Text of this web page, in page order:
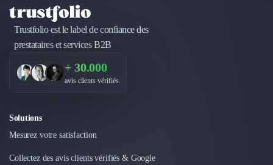
Trustfolio est le label de confiance des
prestataires et services B2B
+ 30.000
avis clients vérifiés.
Solutions
Mesurez votre satisfaction
Collectez des avis clients vérifiés & Google